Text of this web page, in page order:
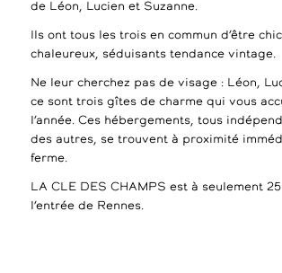
de Léon, Lucien et Suzanne.
Ils ont tous les trois en commun d’être
chaleureux, séduisants tendance vintage.
Ne leur cherchez pas de visage : Léon,
ce sont trois gîtes de charme qui vous
l’année. Ces hébergements, tous
des autres, se trouvent à proximité
ferme.
LA CLE DES CHAMPS est à seulement
l’entrée de Rennes.